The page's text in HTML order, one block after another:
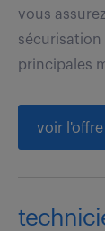
vous
sécurisation
principales
voir l'offre